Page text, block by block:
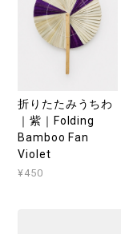
折りたたみうちわ
｜紫｜Folding
Bamboo Fan
Violet
¥450